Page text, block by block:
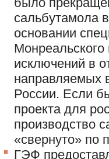
сальбутамола
основании
Монреальского
исключений в
направляемых
России. Если
проекта для
производство
«свернуто» по
ГЭФ